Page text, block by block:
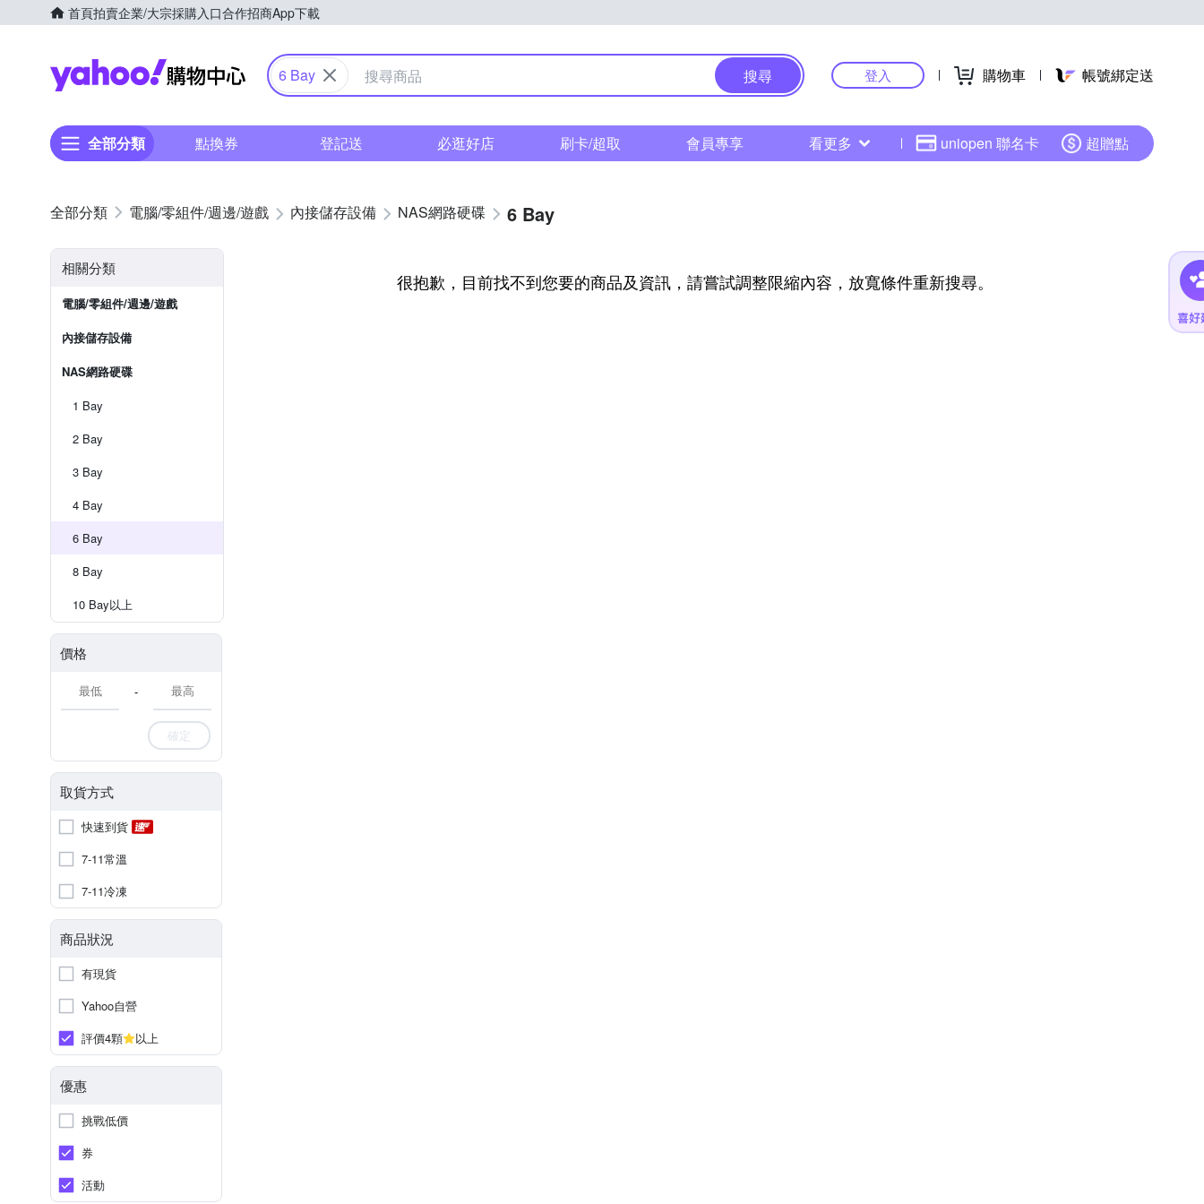
首頁拍賣企業/大宗採購入口合作招商App下載
Yahoo購物中心
6 Bay 搜尋 登入 購物車 帳號綁定送
全部分類 點換券 登記送 必逛好店 刷卡/超取 會員專享 看更多 uniopen 聯名卡 超贈點
電腦/零組件/週邊/遊戲 內接儲存設備 NAS網路硬碟 6 Bay
相關分類
電腦/零組件/週邊/遊戲
內接儲存設備
NAS網路硬碟
1 Bay
2 Bay
3 Bay
4 Bay
6 Bay
8 Bay
10 Bay以上
價格
-
確定
取貨方式
快速到貨
7-11常溫
7-11冷凍
商品狀況
有現貨
Yahoo自營
評價4顆
以上
優惠
挑戰低價
券
活動
很抱歉，目前找不到您要的商品及資訊，請嘗試調整限縮內容，放寬條件重新搜尋。